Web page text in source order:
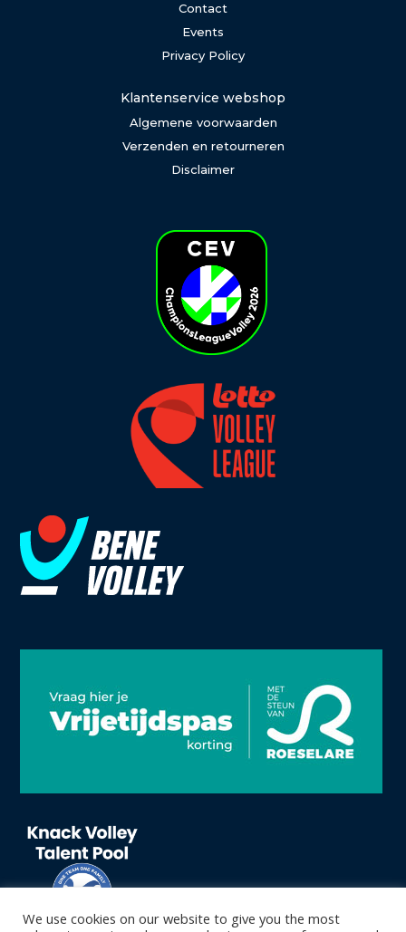
Contact
Events
Privacy Policy
Klantenservice webshop
Algemene voorwaarden
Verzenden en retourneren
Disclaimer
We use cookies on our website to give you the most